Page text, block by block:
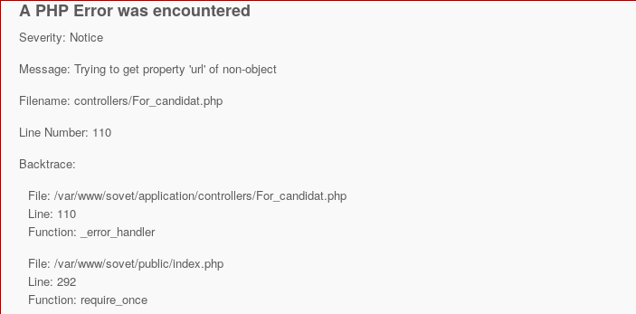
A PHP Error was encountered
Severity: Notice
Message: Trying to get property 'url' of non-object
Filename: controllers/For_candidat.php
Line Number: 110
Backtrace:
File: /var/www/sovet/application/controllers/For_candidat.php
Line: 110
Function: _error_handler
File: /var/www/sovet/public/index.php
Line: 292
Function: require_once